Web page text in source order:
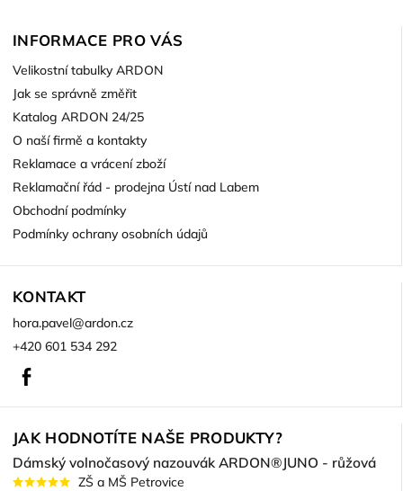
INFORMACE PRO VÁS
Velikostní tabulky ARDON
Jak se správně změřit
Katalog ARDON 24/25
O naší firmě a kontakty
Reklamace a vrácení zboží
Reklamační řád - prodejna Ústí nad Labem
Obchodní podmínky
Podmínky ochrany osobních údajů
KONTAKT
hora.pavel@ardon.cz
+420 601 534 292
JAK HODNOTÍTE NAŠE PRODUKTY?
Dámský volnočasový nazouvák ARDON®JUNO - růžová
ZŠ a MŠ Petrovice